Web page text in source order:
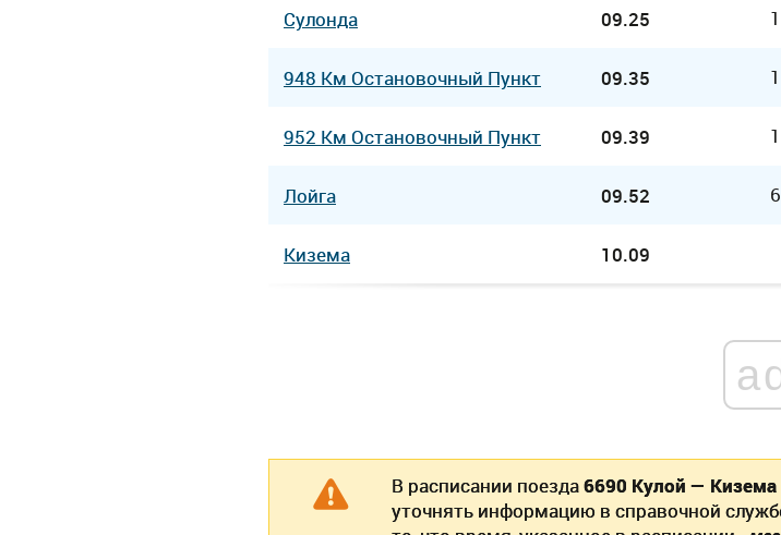
Сулонда 09.25
948 Км Остановочный Пункт 09.35
952 Км Остановочный Пункт 09.39
Лойга 09.52
Кизема 10.09
В расписании поезда6690 Кулой — Кизема
уточнять информацию в справочной